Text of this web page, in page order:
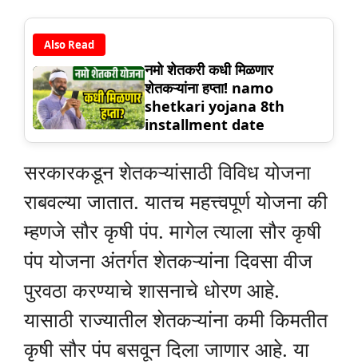
Also Read
नमो शेतकरी कधी मिळणार
शेतकऱ्यांना हप्ता! namo
shetkari yojana 8th
installment date
सरकारकडून शेतकऱ्यांसाठी विविध योजना
राबवल्या जातात. यातच महत्त्वपूर्ण योजना की
म्हणजे सौर कृषी पंप. मागेल त्याला सौर कृषी
पंप योजना अंतर्गत शेतकऱ्यांना दिवसा वीज
पुरवठा करण्याचे शासनाचे धोरण आहे.
यासाठी राज्यातील शेतकऱ्यांना कमी किमतीत
कृषी सौर पंप बसवून दिला जाणार आहे. या